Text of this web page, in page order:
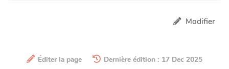
Modifier
Éditer la page
Dernière édition : 17 Dec 2025